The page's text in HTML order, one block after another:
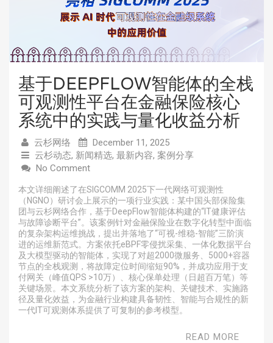
基于DEEPFLOW智能体的全栈
可观测性平台在金融保险核心
系统中的实践与量化收益分析
云杉网络
December 11, 2025
云杉动态, 新闻精选, 最新内容, 案例分享
No Comment
本文详细阐述了在SIGCOMM 2025下一代网络可观测性
（NGNO）研讨会上展示的一项行业实践：某中国头部保险集
团与云杉网络合作，基于DeepFlow智能体构建的“IT健康评估
与故障诊断平台”。该案例针对金融保险业在数字化转型中面临
的复杂架构运维挑战，提出并落地了“可视-维稳-智能”三阶演
进的运维新范式。方案依托eBPF零侵扰采集、一体化数据平台
及大模型驱动的智能体，实现了对超2000微服务、5000+容器
节点的全栈观测，将故障定位时间缩短90%，并成功应用于支
付网关（峰值QPS >10万）、核心保单处理（日超百万笔）等
关键场景。本文系统分析了该方案的架构、关键技术、实施路
径及量化效益，为金融行业构建具备韧性、智能与合规性的新
一代IT可观测体系提供了可复制的参考模型。
READ MORE